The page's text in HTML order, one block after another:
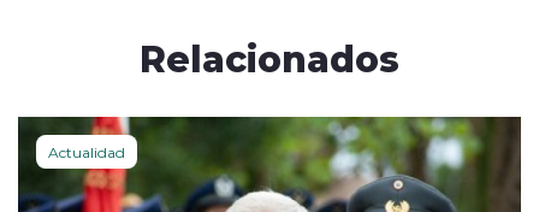
Relacionados
Actualidad